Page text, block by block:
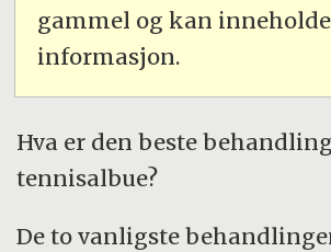
gammel og kan
informasjon.
Hva er den beste
tennisalbue?
De to vanligste